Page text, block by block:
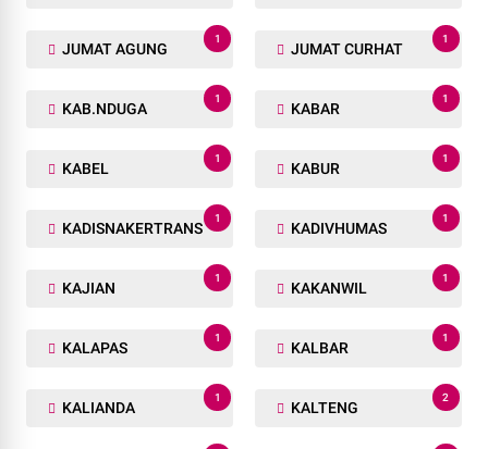
JUMAT AGUNG
1
JUMAT CURHAT
1
KAB.NDUGA
1
KABAR
1
KABEL
1
KABUR
1
KADISNAKERTRANS
1
KADIVHUMAS
1
KAJIAN
1
KAKANWIL
1
KALAPAS
1
KALBAR
1
KALIANDA
1
KALTENG
2